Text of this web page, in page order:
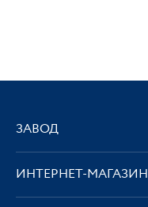
ЗАВОД
ИНТЕРНЕТ-МАГАЗИН